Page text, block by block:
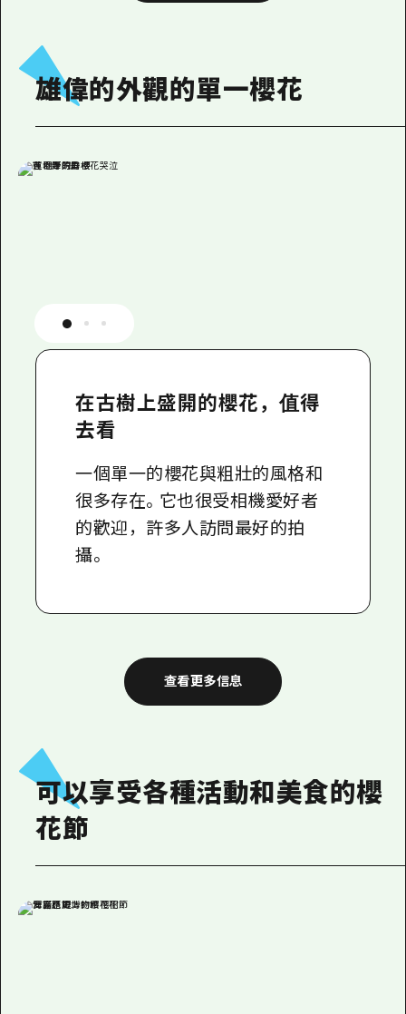
雄偉的外觀的單一櫻花
在古樹上盛開的櫻花，值得
去看
一個單一的櫻花與粗壯的風格和
很多存在。它也很受相機愛好者
的歡迎，許多人訪問最好的拍
攝。
查看更多信息
可以享受各種活動和美食的櫻
花節